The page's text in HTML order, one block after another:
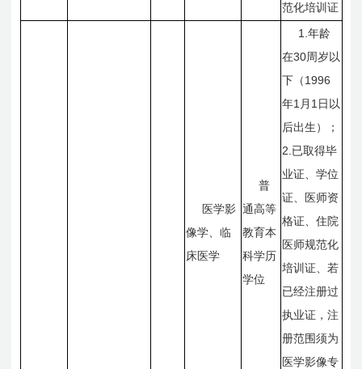
范化培训证
医学影
像学、临
床医学
普
通高等
教育本
科学历
学位
1. 年龄
在30周岁以
下（ 1996
年1 月 1 日 以
后出生）；
2. 已取得毕
业证、学位
证、医师资
格证、住院
医师规范化
培训证、若
已经注册过
执业证，注
册范围须为
医学影像专